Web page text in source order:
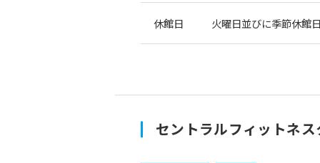
休館日 火曜日並びに季節休館日
セントラルフィットネ